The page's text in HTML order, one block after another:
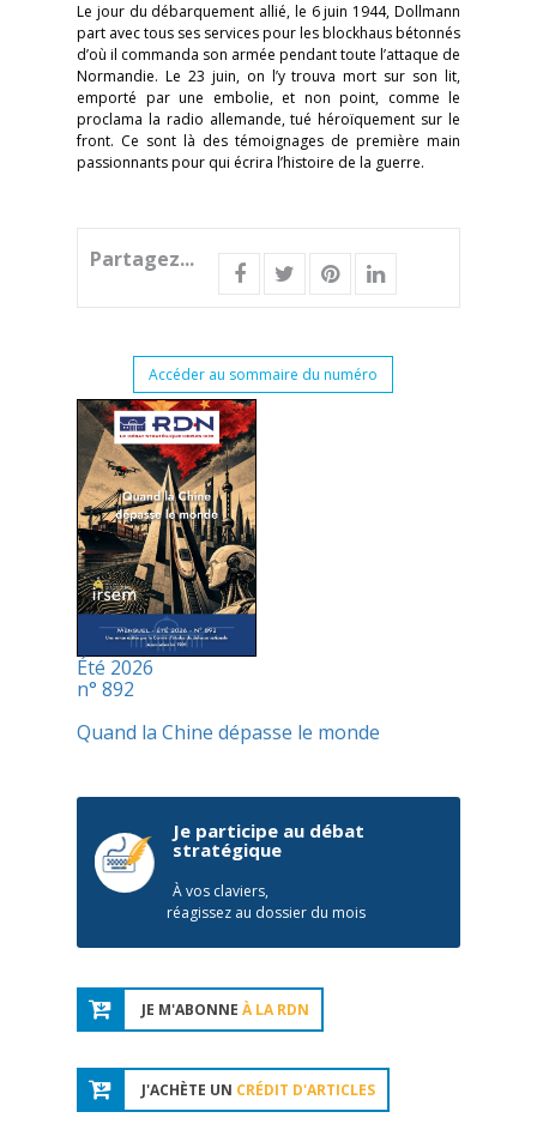
Le jour du débarquement allié, le 6 juin 1944, Dollmann
part avec tous ses services pour les blockhaus bétonnés
d’où il commanda son armée pendant toute l’attaque de
Normandie. Le 23 juin, on l’y trouva mort sur son lit,
emporté par une embolie, et non point, comme le
proclama la radio allemande, tué héroïquement sur le
front. Ce sont là des témoignages de première main
passionnants pour qui écrira l’histoire de la guerre.
Partagez...
Accéder au sommaire du numéro
Été 2026
n° 892
Quand la Chine dépasse le monde
Je participe au débat
stratégique
À vos claviers,
réagissez au dossier du mois
JE M'ABONNE À LA RDN
J'ACHÈTE UN CRÉDIT D'ARTICLES